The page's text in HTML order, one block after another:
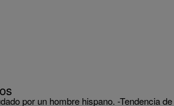
por un hombre hispano. -Tendencia de